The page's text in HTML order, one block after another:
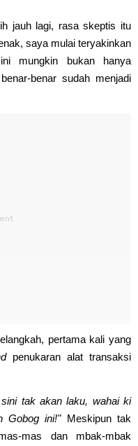
jauh lagi, rasa skeptis itu
saya mulai teryakinkan
mungkin bukan hanya
benar sudah menjadi
pertama kali yang
penukaran alat transaksi
tak akan laku, wahai ki
Gobog ini!"Meskipun tak
mas dan mbak-mbak